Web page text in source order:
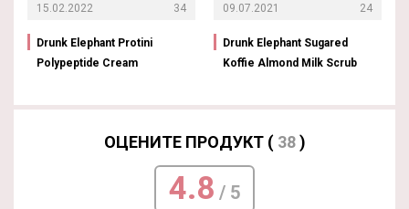
15.02.2022 34
Drunk Elephant Protini
Polypeptide Cream
09.07.2021 24
Drunk Elephant Sugared
Koffie Almond Milk Scrub
ОЦЕНИТЕ ПРОДУКТ ( 38)
4.8 / 5